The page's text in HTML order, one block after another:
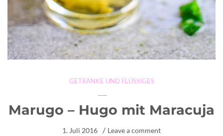
GETRÄNKE UND FLÜSSIGES
Marugo – Hugo mit Maracuja
1. Juli 2016 Leave a comment